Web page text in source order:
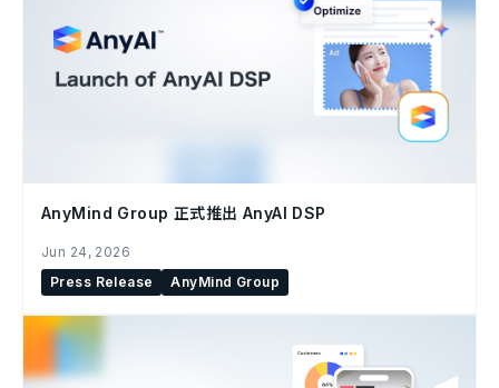
AnyMind Group 正式推出 AnyAI DSP
Jun 24, 2026
Press Release
AnyMind Group